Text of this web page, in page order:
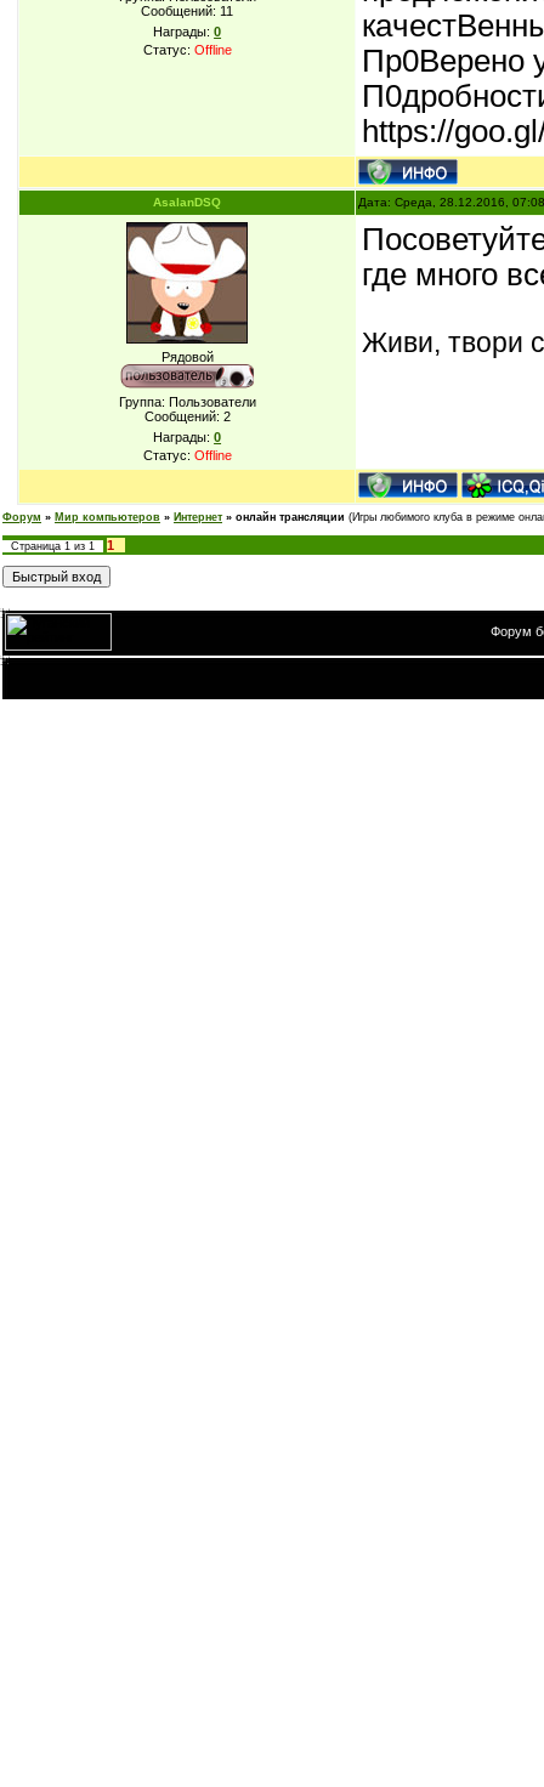
Сообщений:11
Награды:0
Статус: Offline
Пp0Bеpенo
https://
AsalanDSQ Дата: Среда, 28.12.2016,
Рядовой
Группа: Пользователи
Сообщений: 2
Награды:0
Статус: Offline
где много
Живи, твори
Форум » Мир компьютеров » Интернет » онлайн трансляции (Игры любимого клуба в режиме
Страница 1 из 1 1
Форум